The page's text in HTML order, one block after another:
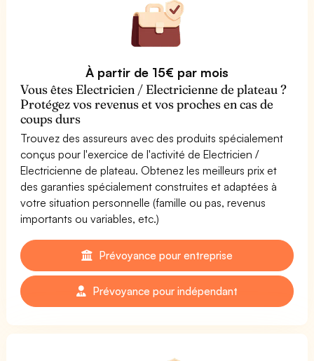
À partir de 15€ par mois
Vous êtes Electricien / Electricienne de plateau ?
Protégez vos revenus et vos proches en cas de
coups durs
Trouvez des assureurs avec des produits spécialement
conçus pour l'exercice de l'activité de Electricien /
Electricienne de plateau. Obtenez les meilleurs prix et
des garanties spécialement construites et adaptées à
votre situation personnelle (famille ou pas, revenus
importants ou variables, etc.)
Prévoyance pour entreprise
Prévoyance pour indépendant